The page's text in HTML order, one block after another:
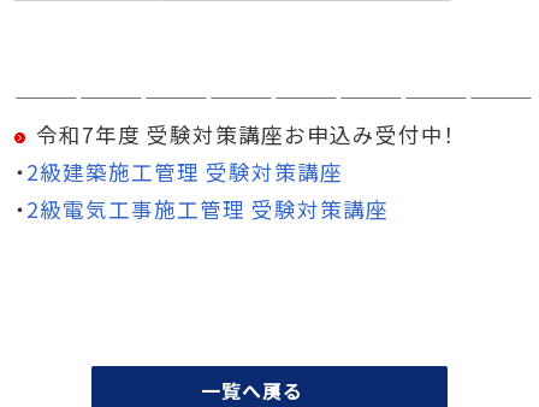
————————————————————————
令和7年度 受験対策講座お申込み受付中！
・2級建築施工管理 受験対策講座
・2級電気工事施工管理 受験対策講座
一覧へ戻る